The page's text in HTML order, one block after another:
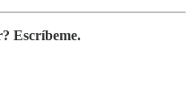
Escríbeme.